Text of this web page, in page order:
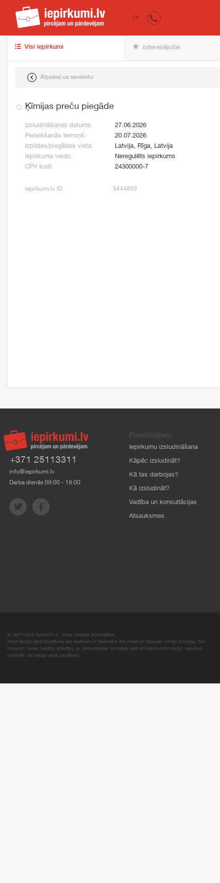
iepirkumi.lv
LV
Visi iepirkumi Interesējošie
Atpakaļ uz sarakstu
Ķīmijas preču piegāde
Izsludināšanas datums:
27.06.2026
Pieteikšanās termiņš:
20.07.2026
Izpildes/piegādes vieta:
Latvija, Rīga, Latvija
Iepirkuma veids:
Neregulēts iepirkums
CPV kodi:
24300000-7
Iepirkumi.lv ID: 5444893
+371 25113311
info@iepirkumi.lv
Darba dienās 09:00 - 18:00
Pasūtītājiem
Iepirkumu izsludināšana
Kāpēc izsludināt?
Kā tas darbojas?
Kā izsludināt?
Vadība un konsultācijas
Atsauksmes
© 2007–2018 Iepirkumi.lv. Visas tiesības aizsargātas.
Informācijas pārpublicēšana bez iepirkumi.lv īpašnieka SIA Imperum atļaujas, stingri aizliegta. SIA
Imperum nenes nekādu atbildību, ja, pamatojoties uz mājas lapā atrodamo informāciju, radušies
materiāli vai citāda veida zaudējumi.